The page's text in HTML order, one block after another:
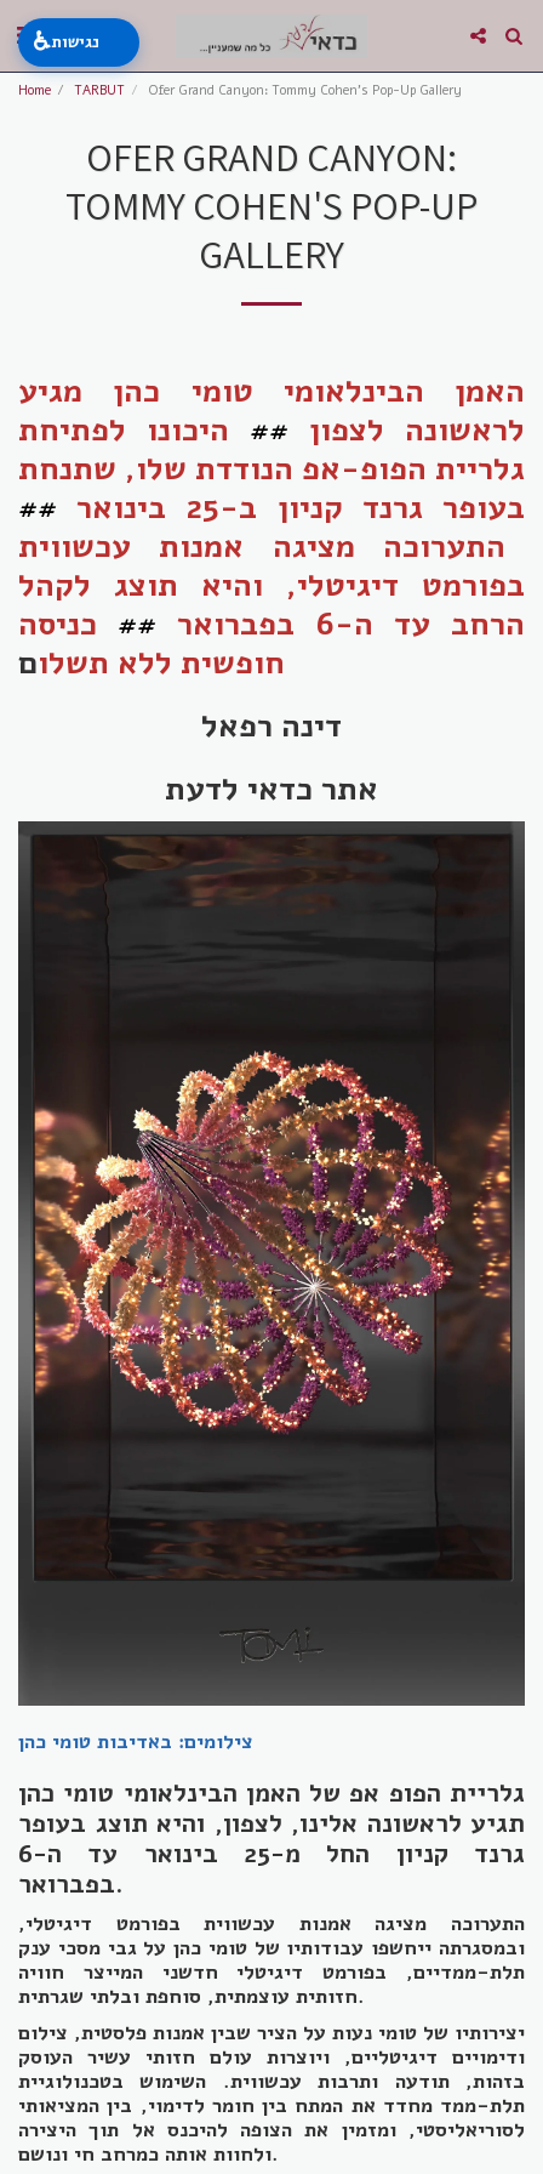
Home TARBUT Ofer Grand Canyon: Tommy Cohen's Pop-Up Gallery
OFER GRAND CANYON:
TOMMY COHEN'S POP-UP
GALLERY
האמן הבינלאומי טומי כהן מגיע
לראשונה לצפון ## היכונו לפתיחת
גלריית הפופ-אפ הנודדת שלו, שתנחת
בעופר גרנד קניון ב-25 בינואר
##
התערוכה מציגה אמנות עכשווית
בפורמט דיגיטלי, והיא תוצג לקהל
הרחב עד ה-6 בפברואר
## כניסה
חופשית ללא תשלו
דינה רפאל
אתר כדאי לדעת
צילומים: באדיבות טומי כהן
גלריית הפופ אפ של האמן הבינלאומי טומי כהן
תגיע לראשונה אלינו, לצפון, והיא תוצג בעופר
גרנד קניון החל מ-25 בינואר עד ה-6
בפברואר.
התערוכה מציגה אמנות עכשווית בפורמט דיגיטלי,
ובמסגרתה ייחשפו עבודותיו של טומי כהן על גבי מסכי ענק
תלת-ממדיים, בפורמט דיגיטלי חדשני המייצר חוויה
חזותית עוצמתית, סוחפת ובלתי שגרתית.
יצירותיו של טומי נעות על הציר שבין אמנות פלסטית, צילום
ודימויים דיגיטליים, ויוצרות עולם חזותי עשיר העוסק
בזהות, תודעה ותרבות עכשווית. השימוש בטכנולוגיית
תלת-ממד מחדד את המתח בין חומר לדימוי, בין המציאותי
לסוריאליסטי, ומזמין את הצופה להיכנס אל תוך היצירה
ולחוות אותה כמרחב חי ונושם.
♿נגישות